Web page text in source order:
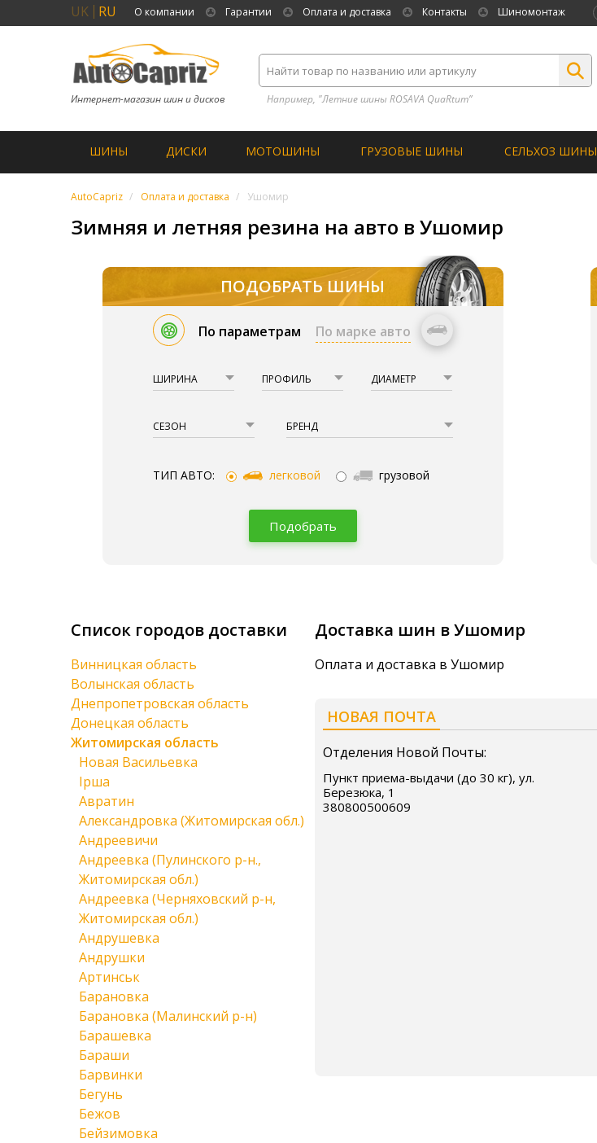
UK RU О компании Гарантии Оплата и доставка Контакты Шиномонтаж
Интернет-магазин шин и дисков Например, "Летние шины ROSAVA QuaRtum”
ШИНЫ ДИСКИ МОТОШИНЫ ГРУЗОВЫЕ ШИНЫ СЕЛЬХОЗ ШИНЫ
AutoCapriz Оплата и доставка Ушомир
Зимняя и летняя резина на авто в Ушомир
ПОДОБРАТЬ ШИНЫ
По параметрам По марке авто
ШИРИНА ПРОФИЛЬ ДИАМЕТР
СЕЗОН БРЕНД
ТИП АВТО: легковой грузовой
Подобрать
Доставка шин в Ушомир
Оплата и доставка в Ушомир
НОВАЯ ПОЧТА
Отделения Новой Почты:
Пункт приема-выдачи (до 30 кг), ул.
Березюка, 1
380800500609
Список городов доставки
Винницкая область
Волынская область
Днепропетровская область
Донецкая область
Житомирская область
Новая Васильевка
Ірша
Авратин
Александровка (Житомирская обл.)
Андреевичи
Андреевка (Пулинского р-н.,
Житомирская обл.)
Андреевка (Черняховский р-н,
Житомирская обл.)
Андрушевка
Андрушки
Артинськ
Барановка
Барановка (Малинский р-н)
Барашевка
Бараши
Барвинки
Бегунь
Бежов
Бейзимовка